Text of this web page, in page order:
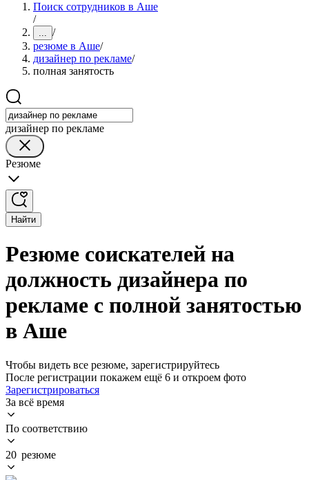
Поиск сотрудников в Аше
/
... /
резюме в Аше/
дизайнер по рекламе/
полная занятость
дизайнер по рекламе
Резюме
Найти
Резюме соискателей на
должность дизайнера по
рекламе с полной занятостью
в Аше
Чтобы видеть все резюме, зарегистрируйтесь
После регистрации покажем ещё 6 и откроем фото
Зарегистрироваться
За всё время
По соответствию
20 резюме